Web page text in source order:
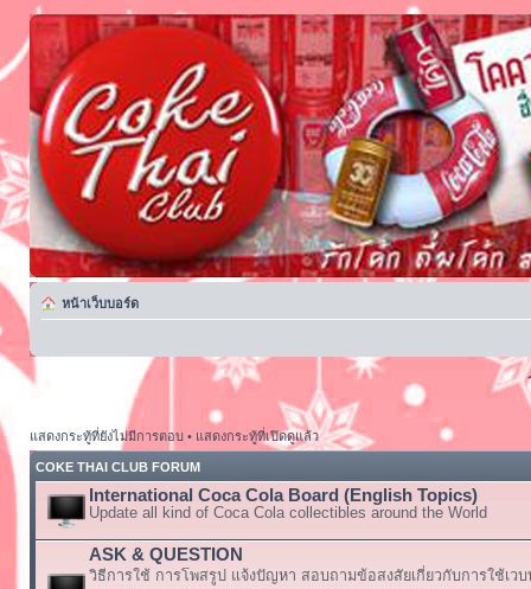
หน้าเว็บบอร์ด
แสดงกระทู้ที่ยังไม่มีการตอบ• แสดงกระทู้ที่เปิดดูแล้ว
COKE THAI CLUB FORUM
International Coca Cola Board (English Topics)
Update all kind of Coca Cola collectibles around the World
ASK & QUESTION
วิธีการใช้ การโพสรูป แจ้งปัญหา สอบถามข้อสงสัยเกี่ยวกับการใช้เว